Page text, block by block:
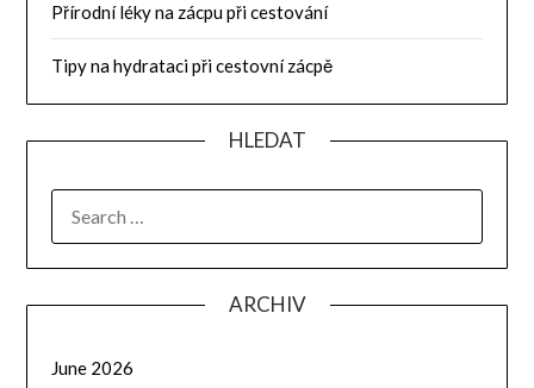
Přírodní léky na zácpu při cestování
Tipy na hydrataci při cestovní zácpě
HLEDAT
FOR:
ARCHIV
June 2026